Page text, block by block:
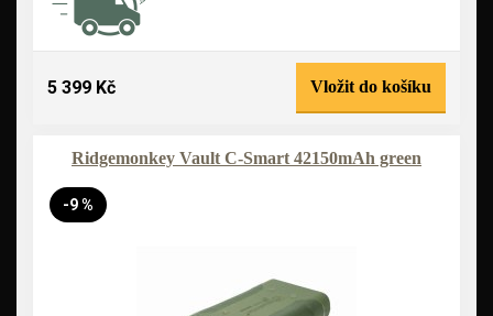
5 399 Kč Vložit do košíku
Ridgemonkey Vault C-Smart 42150mAh green
-9 %